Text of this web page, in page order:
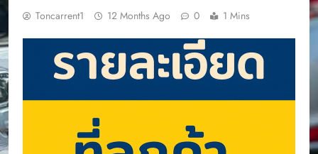
Toncarrent1 12 Months Ago 0 1 Mins